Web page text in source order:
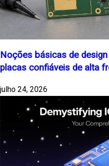
Noções básicas de
placas confiáveis de alta
julho 24, 2026